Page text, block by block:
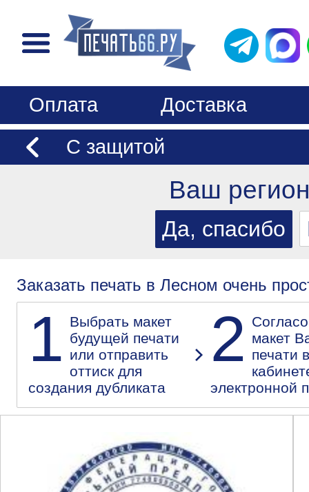
Оплата
Доставка
С защитой
Ваш
Заказать печать в Лесном очень
1 Выбрать макет
будущей печати
или отправить
оттиск для
создания дубликата
2
макет
печати
электронной